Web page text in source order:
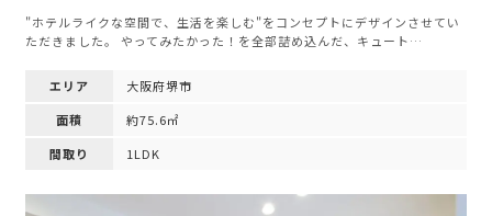
"ホテルライクな空間で、生活を楽しむ"をコンセプトにデザインさせてい
ただきました。 やってみたかった！を全部詰め込んだ、キュート…
エリア
大阪府堺市
面積
約75.6㎡
間取り
1LDK